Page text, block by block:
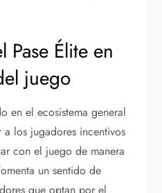
Pase Élite en
juego
en el ecosistema general
los jugadores incentivos
con el juego de manera
un sentido de
que optan por el